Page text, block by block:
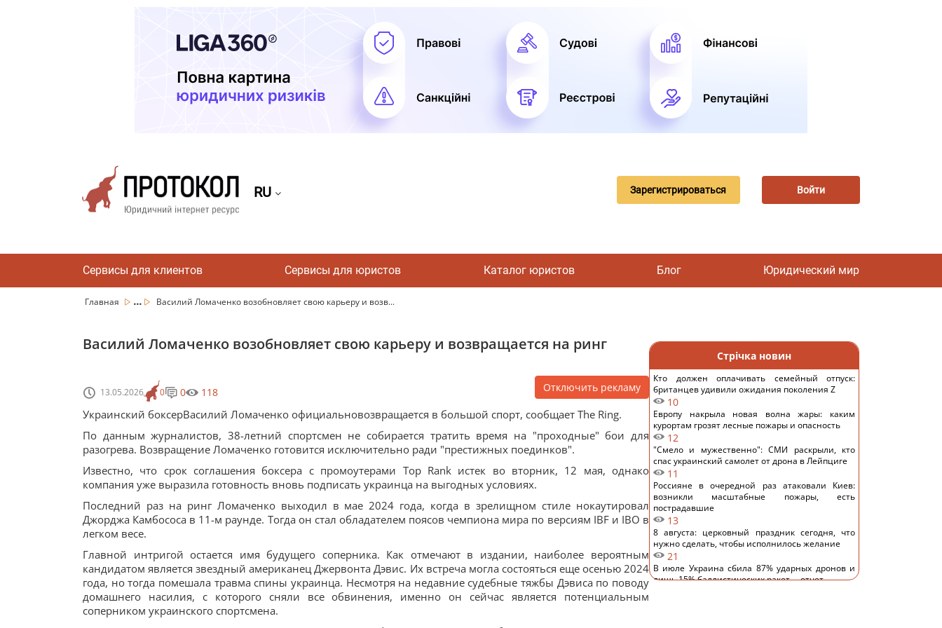
RU Зарегистрироваться Войти
Сервисы для клиентов Сервисы для юристов Каталог юристов Блог Юридический мир
Главная ... Василий Ломаченко возобновляет свою карьеру и возв...
Василий Ломаченко возобновляет свою карьеру и возвращается на ринг
13.05.2026 0 0 118 Отключить рекламу
Украинский боксерВасилий Ломаченко официальновозвращается в большой спорт, сообщает The Ring.
По данным журналистов, 38-летний спортсмен не собирается тратить время на "проходные" бои для
разогрева. Возвращение Ломаченко готовится исключительно ради "престижных поединков".
Известно, что срок соглашения боксера с промоутерами Top Rank истек во вторник, 12 мая, однако
компания уже выразила готовность вновь подписать украинца на выгодных условиях.
Последний раз на ринг Ломаченко выходил в мае 2024 года, когда в зрелищном стиле нокаутировал
Джорджа Камбососа в 11-м раунде. Тогда он стал обладателем поясов чемпиона мира по версиям IBF и IBO в
легком весе.
Главной интригой остается имя будущего соперника. Как отмечают в издании, наиболее вероятным
кандидатом является звездный американец Джервонта Дэвис. Их встреча могла состояться еще осенью 2024
года, но тогда помешала травма спины украинца. Несмотря на недавние судебные тяжбы Дэвиса по поводу
домашнего насилия, с которого сняли все обвинения, именно он сейчас является потенциальным
соперником украинского спортсмена.
Стрічка новин
Кто должен оплачивать семейный отпуск:
британцев удивили ожидания поколения Z
10
Европу накрыла новая волна жары: каким
курортам грозят лесные пожары и опасность
12
"Смело и мужественно": СМИ раскрыли, кто
спас украинский самолет от дрона в Лейпциге
11
Россияне в очередной раз атаковали Киев:
возникли масштабные пожары, есть
пострадавшие
13
8 августа: церковный праздник сегодня, что
нужно сделать, чтобы исполнилось желание
21
В июле Украина сбила 87% ударных дронов и
лишь 15% баллистических ракет, – отчет